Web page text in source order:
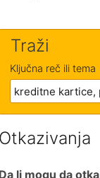
Traži
Ključna reč ili tema
li mogu da